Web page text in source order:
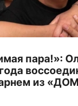
пара!»:
из